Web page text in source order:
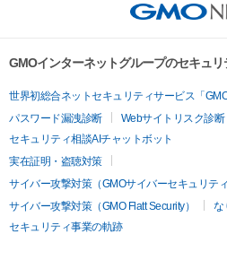
GMOインターネットグループのセキュ
世界初総合ネットセキュリティサービス「
パスワード漏洩診断
Webサイトリスク診断
セキュリティ相談AIチャットボット
実在証明・盗聴対策
サイバー攻撃対策（GMOサイバーセキュリテ
サイバー攻撃対策（GMO Flatt Security）
な
セキュリティ事業の軌跡